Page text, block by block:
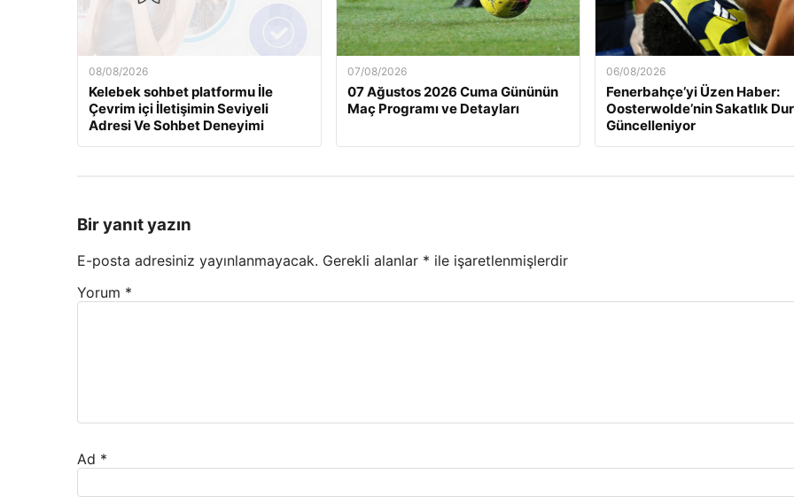
08/08/2026
Kelebek sohbet platformu İle
Çevrim içi İletişimin Seviyeli
Adresi Ve Sohbet Deneyimi
07/08/2026
07 Ağustos 2026 Cuma Gününün
Maç Programı ve Detayları
06/08/2026
Fenerbahçe’yi Üzen Haber:
Oosterwolde’nin Sakatlık
Güncelleniyor
Bir yanıt yazın
E-posta adresiniz yayınlanmayacak. Gerekli alanlar * ile işaretlenmişlerdir
Yorum *
Ad *